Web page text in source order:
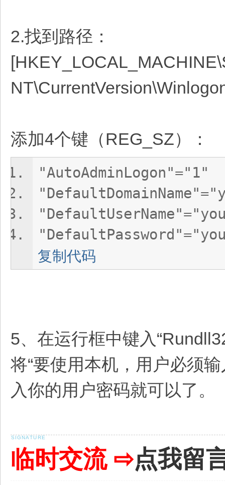
2.找到路径：
添加4个键（REG_SZ）：
"AutoAdminLogon"="1"
复制代码
5、在运行框中键入
将“要使用本机，用户必须
入你的用户密码就可以了。
临时交流 ⇨点我留